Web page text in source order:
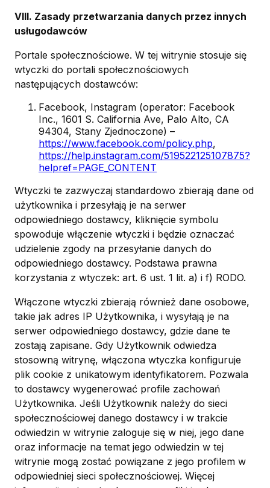
VIII. Zasady przetwarzania danych przez innych
usługodawców
Portale społecznościowe. W tej witrynie stosuje się
wtyczki do portali społecznościowych
następujących dostawców:
Facebook, Instagram (operator: Facebook
Inc., 1601 S. California Ave, Palo Alto, CA
94304, Stany Zjednoczone) –
https://www.facebook.com/policy.php,
https://help.instagram.com/519522125107875?
helpref=PAGE_CONTENT
Wtyczki te zazwyczaj standardowo zbierają dane od
użytkownika i przesyłają je na serwer
odpowiedniego dostawcy, kliknięcie symbolu
spowoduje włączenie wtyczki i będzie oznaczać
udzielenie zgody na przesyłanie danych do
odpowiedniego dostawcy. Podstawa prawna
korzystania z wtyczek: art. 6 ust. 1 lit. a) i f) RODO.
Włączone wtyczki zbierają również dane osobowe,
takie jak adres IP Użytkownika, i wysyłają je na
serwer odpowiedniego dostawcy, gdzie dane te
zostają zapisane. Gdy Użytkownik odwiedza
stosowną witrynę, włączona wtyczka konfiguruje
plik cookie z unikatowym identyfikatorem. Pozwala
to dostawcy wygenerować profile zachowań
Użytkownika. Jeśli Użytkownik należy do sieci
społecznościowej danego dostawcy i w trakcie
odwiedzin w witrynie zaloguje się w niej, jego dane
oraz informacje na temat jego odwiedzin w tej
witrynie mogą zostać powiązane z jego profilem w
odpowiedniej sieci społecznościowej. Więcej